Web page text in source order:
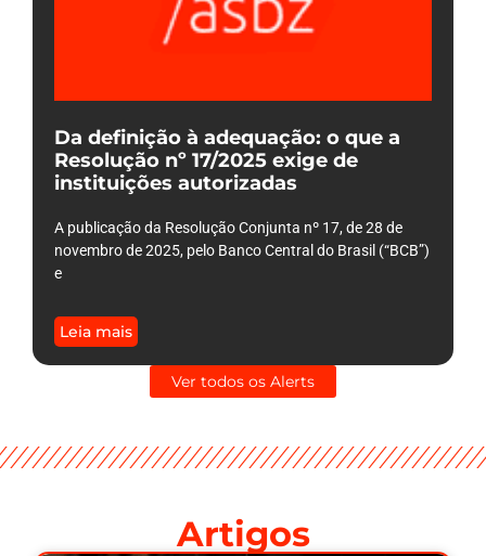
Da definição à adequação: o que a
Resolução nº 17/2025 exige de
instituições autorizadas
A publicação da Resolução Conjunta nº 17, de 28 de
novembro de 2025, pelo Banco Central do Brasil (“BCB”)
e
Leia mais
Ver todos os Alerts
Artigos